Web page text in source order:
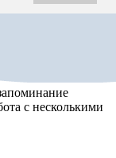
с несколькими